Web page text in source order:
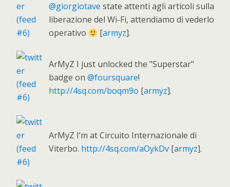
@giorgiotave state attenti agli articoli sulla
liberazione del Wi-Fi, attendiamo di vederlo
operativo
[armyz].
ArMyZ I just unlocked the "Superstar"
badge on @foursquare!
http://4sq.com/boqm9o [armyz].
ArMyZ I’m at Circuito Internazionale di
Viterbo. http://4sq.com/aOykDv [armyz].